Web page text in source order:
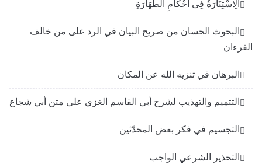
الِاسْتِنَارَةُ فِى أَحْكَامِ الطَّهَارَةِ
البحوث الحسان من صريح البيان في الرد على من خالف
القرءان
البرهان في تنزيه الله عن المكان
التتميم والتهذيب لشرح أبي القاسم الغزي على متن أبي شجاع
التجسيم في فكر بعض المحدّثين
التحذير الشرعي الواجب